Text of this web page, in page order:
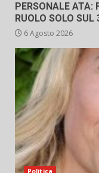
PERSONALE ATA:
RUOLO SOLO SUL
6 Agosto 2026